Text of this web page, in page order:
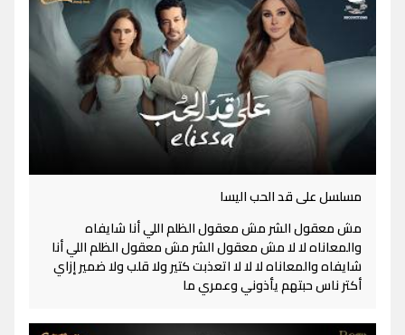
مسلسل على قد الحب اليسا
مش معقول الشر مش معقول الظلم اللي أنا شايفاه
والمعاناه لا لا مش معقول الشر مش معقول الظلم اللي أنا
شايفاه والمعاناه لا لا لا اتعذبت كتير ولا قلب ولا ضمير إزاي
أكتر ناس حبتهم يأذوني وعمري ما